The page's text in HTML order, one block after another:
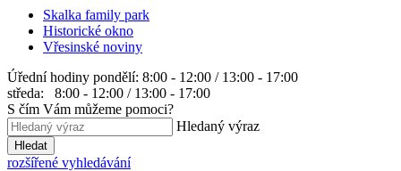
Skalka family park
Historické okno
Vřesinské noviny
Úřední hodiny pondělí: 8:00 - 12:00 / 13:00 - 17:00
středa: 8:00 - 12:00 / 13:00 - 17:00
S čím Vám můžeme pomoci?
Hledaný výraz
Hledat
rozšířené vyhledávání